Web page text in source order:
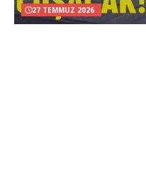
27 TEMMUZ 2026